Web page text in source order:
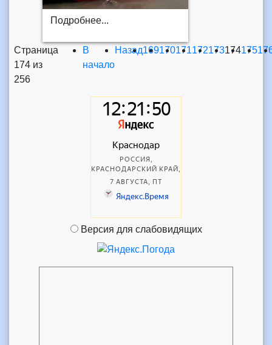
Подробнее...
Страница
174 из
256
В
начало
Назад169170171172173174175
Версия для слабовидящих